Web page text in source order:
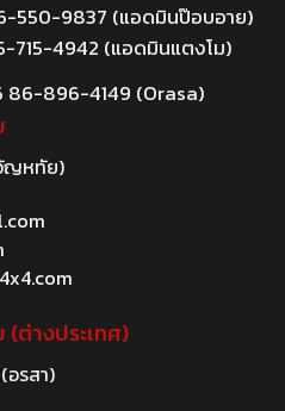
550-9837 (แอดมินป๊อบอาย)
715-4942 (แอดมินแตงโม)
86-896-4149 (Orasa)
ญหทัย)
ต่างประเทศ)
รสา)